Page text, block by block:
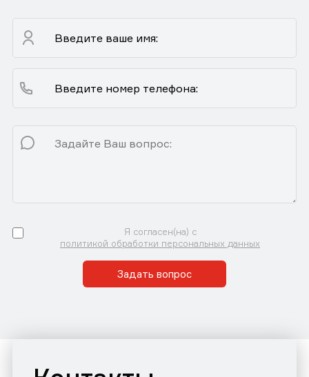
Я согласен(на) с
политикой обработки персональных данных
Задать вопрос